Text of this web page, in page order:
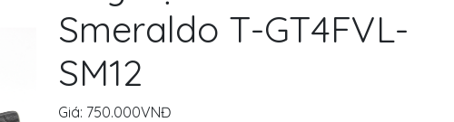
Smeraldo T-GT4FVL-
SM12
Giá: 750.000VNĐ